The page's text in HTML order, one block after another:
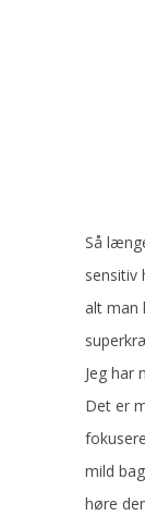
Så
sensitiv
alt man
Jeg har
Det er
mild
høre